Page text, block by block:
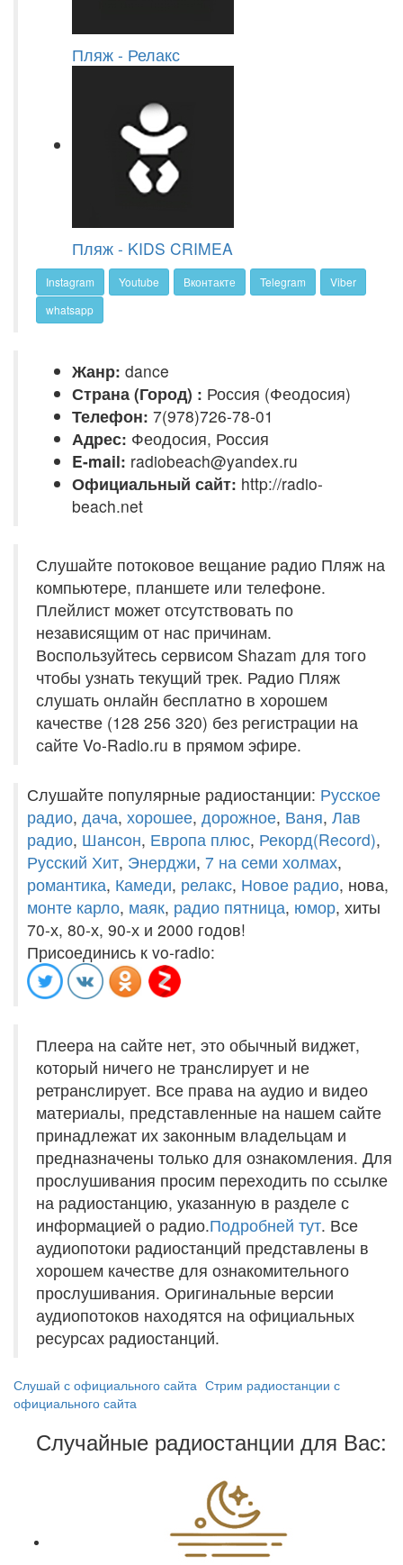
Пляж - Релакс
Пляж - KIDS CRIMEA
Instagram Youtube Вконтакте Telegram
Viber
whatsapp
Жанр: dance
Страна (Город) : Россия (Феодосия)
Телефон: 7(978)726-78-01
Адрес: Феодосия, Россия
E-mail: radiobeach@yandex.ru
Официальный сайт: http://radio-
beach.net
Слушайте потоковое вещание радио Пляж на
компьютере, планшете или телефоне.
Плейлист может отсутствовать по
независящим от нас причинам.
Воспользуйтесь сервисом Shazam для того
чтобы узнать текущий трек. Радио Пляж
слушать онлайн бесплатно в хорошем
качестве (128 256 320) без регистрации на
сайте Vo-Radio.ru в прямом эфире.
Слушайте популярные радиостанции: Русское
радио, дача, хорошее, дорожное, Ваня, Лав
радио, Шансон, Европа плюс, Рекорд(Record),
Русский Хит, Энерджи, 7 на семи холмах,
романтика, Камеди, релакс, Новое радио, нова,
монте карло, маяк, радио пятница, юмор, хиты
70-х, 80-х, 90-х и 2000 годов!
Присоединись к vo-radio:
Плеера на сайте нет, это обычный виджет,
который ничего не транслирует и не
ретранслирует. Все права на аудио и видео
материалы, представленные на нашем сайте
принадлежат их законным владельцам и
предназначены только для ознакомления. Для
прослушивания просим переходить по ссылке
на радиостанцию, указанную в разделе с
информацией о радио.Подробней тут. Все
аудиопотоки радиостанций представлены в
хорошем качестве для ознакомительного
прослушивания. Оригинальные версии
аудиопотоков находятся на официальных
ресурсах радиостанций.
Слушай с официального сайта Стрим радиостанции с
официального сайта
Случайные радиостанции для Вас: